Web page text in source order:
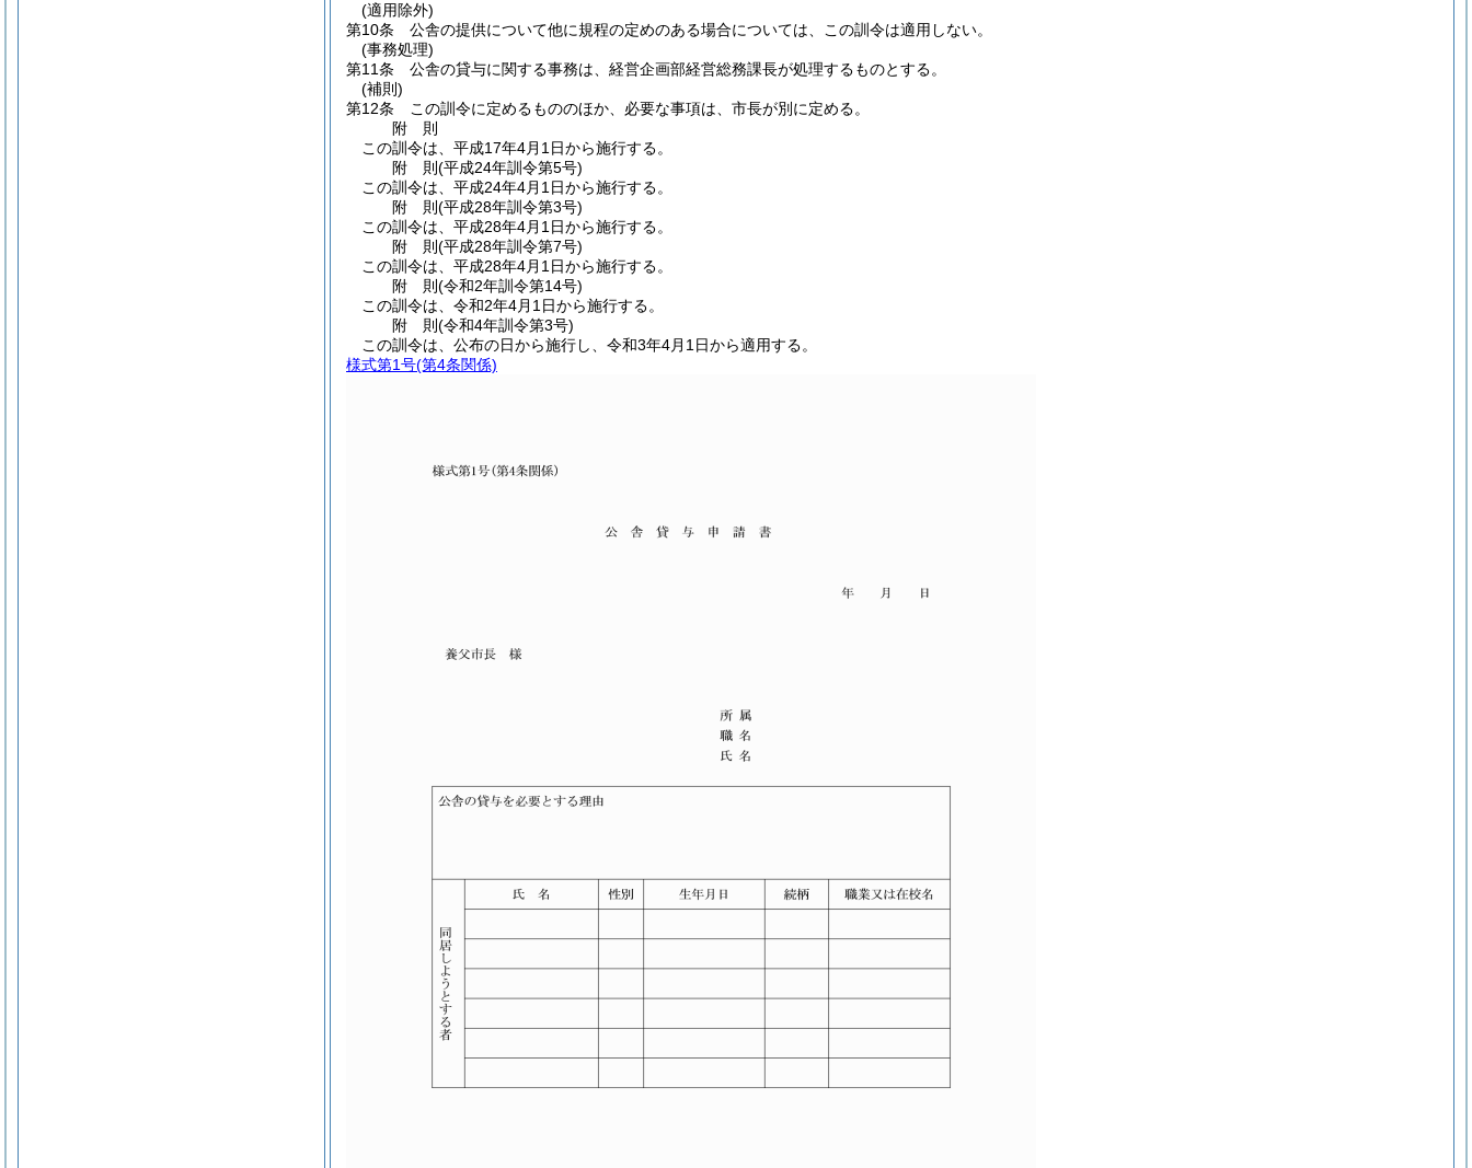
(適用除外)
第10条
公舎の提供について他に規程の定めのある場合については、この訓令は適用しない。
(事務処理)
第11条
公舎の貸与に関する事務は、経営企画部経営総務課長が処理するものとする。
(補則)
第12条
この訓令に定めるもののほか、必要な事項は、市長が別に定める。
附 則
この訓令は、平成17年4月1日から施行する。
附 則(平成24年訓令第5号)
この訓令は、平成24年4月1日から施行する。
附 則(平成28年訓令第3号)
この訓令は、平成28年4月1日から施行する。
附 則(平成28年訓令第7号)
この訓令は、平成28年4月1日から施行する。
附 則(令和2年訓令第14号)
この訓令は、令和2年4月1日から施行する。
附 則(令和4年訓令第3号)
この訓令は、公布の日から施行し、令和3年4月1日から適用する。
様式第1号(第4条関係)